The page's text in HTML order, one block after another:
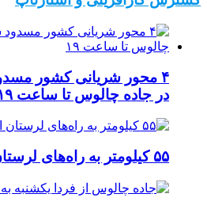
۴ محور شریانی کشور
در جاده چالوس تا ساعت ۱۹
۵۵ کیلومتر به راه‌های لرستان افزوده می‌شود